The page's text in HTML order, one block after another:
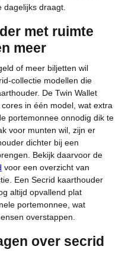
draagt.
met ruimte
meer
of meer biljetten wil
collectie modellen die
De Twin Wallet
in één model, wat extra
portemonnee onnodig dik te
voor munten wil, zijn er
dichter bij een
Bekijk daarvoor de
voor een overzicht van
Een Secrid kaarthouder
altijd opvallend plat
portemonnee, wat
overstappen.
over secrid